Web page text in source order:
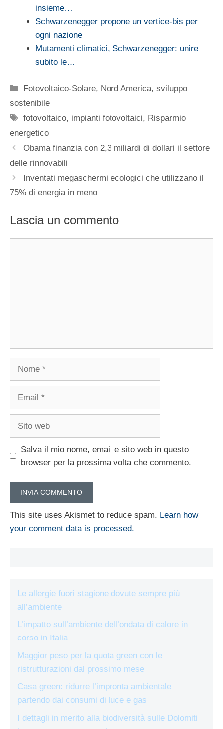
insieme…
Schwarzenegger propone un vertice-bis per
ogni nazione
Mutamenti climatici, Schwarzenegger: unire
subito le…
Categorie
Fotovoltaico-Solare, Nord America,sviluppo
sostenibile
Tag
fotovoltaico, impianti fotovoltaici, Risparmio
energetico
Obama finanzia con 2,3 miliardi di dollari il settore
delle rinnovabili
Inventati megaschermi ecologici che utilizzano il
75% di energia in meno
Lascia un commento
Salva il mio nome, email e sito web in questo
browser per la prossima volta che commento.
This site uses Akismet to reduce spam. Learn how
your comment data is processed.
Le allergie fuori stagione dovute sempre più
all’ambiente
L’impatto sull’ambiente dell’ondata di calore in
corso in Italia
Maggior peso per la quota green con le
ristrutturazioni dal prossimo mese
Casa green: ridurre l’impronta ambientale
partendo dai consumi di luce e gas
I dettagli in merito alla biodiversità sulle Dolomiti